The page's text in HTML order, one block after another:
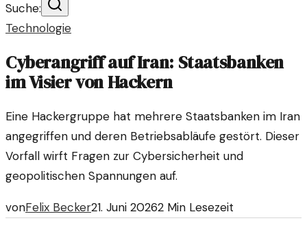
Suche:
Technologie
Cyberangriff auf Iran: Staatsbanken
im Visier von Hackern
Eine Hackergruppe hat mehrere Staatsbanken im Iran
angegriffen und deren Betriebsabläufe gestört. Dieser
Vorfall wirft Fragen zur Cybersicherheit und
geopolitischen Spannungen auf.
vonFelix Becker21. Juni 20262 Min Lesezeit